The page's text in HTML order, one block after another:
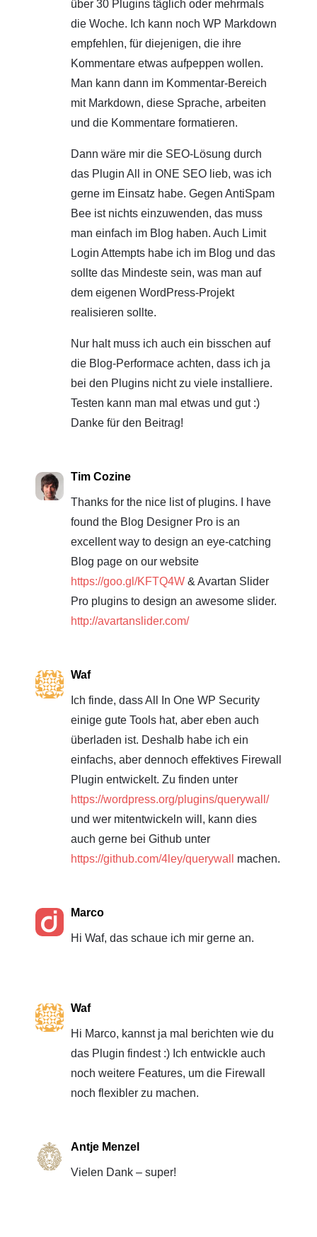
über 30 Plugins täglich oder mehrmals
die Woche. Ich kann noch WP Markdown
empfehlen, für diejenigen, die ihre
Kommentare etwas aufpeppen wollen.
Man kann dann im Kommentar-Bereich
mit Markdown, diese Sprache, arbeiten
und die Kommentare formatieren.
Dann wäre mir die SEO-Lösung durch
das Plugin All in ONE SEO lieb, was ich
gerne im Einsatz habe. Gegen AntiSpam
Bee ist nichts einzuwenden, das muss
man einfach im Blog haben. Auch Limit
Login Attempts habe ich im Blog und das
sollte das Mindeste sein, was man auf
dem eigenen WordPress-Projekt
realisieren sollte.
Nur halt muss ich auch ein bisschen auf
die Blog-Performace achten, dass ich ja
bei den Plugins nicht zu viele installiere.
Testen kann man mal etwas und gut :)
Danke für den Beitrag!
Tim Cozine
Thanks for the nice list of plugins. I have
found the Blog Designer Pro is an
excellent way to design an eye-catching
Blog page on our website
https://goo.gl/KFTQ4W & Avartan Slider
Pro plugins to design an awesome slider.
http://avartanslider.com/
Waf
Ich finde, dass All In One WP Security
einige gute Tools hat, aber eben auch
überladen ist. Deshalb habe ich ein
einfachs, aber dennoch effektives Firewall
Plugin entwickelt. Zu finden unter
https://wordpress.org/plugins/querywall/
und wer mitentwickeln will, kann dies
auch gerne bei Github unter
https://github.com/4ley/querywall
machen.
Marco
Hi Waf, das schaue ich mir gerne an.
Waf
Hi Marco, kannst ja mal berichten wie du
das Plugin findest :) Ich entwickle auch
noch weitere Features, um die Firewall
noch flexibler zu machen.
Antje Menzel
Vielen Dank – super!